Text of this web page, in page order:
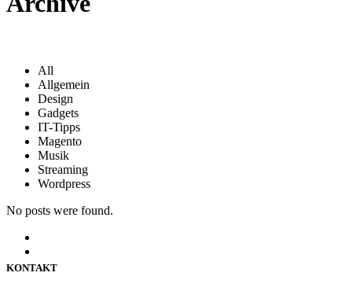
All
Allgemein
Design
Gadgets
IT-Tipps
Magento
Musik
Streaming
Wordpress
No posts were found.
KONTAKT